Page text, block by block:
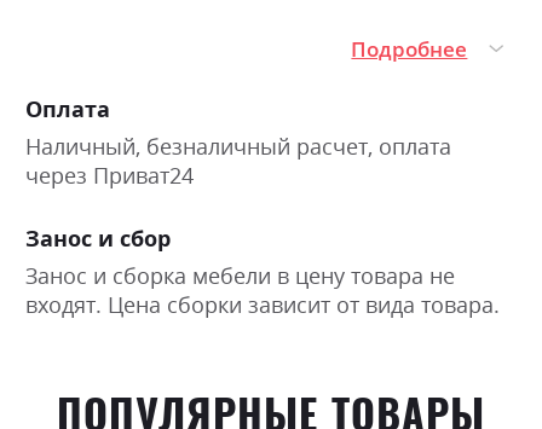
Подробнее
Оплата
Наличный, безналичный расчет, оплата
через Приват24
Занос и сбор
Занос и сборка мебели в цену товара не
входят. Цена сборки зависит от вида товара.
ПОПУЛЯРНЫЕ ТОВАРЫ